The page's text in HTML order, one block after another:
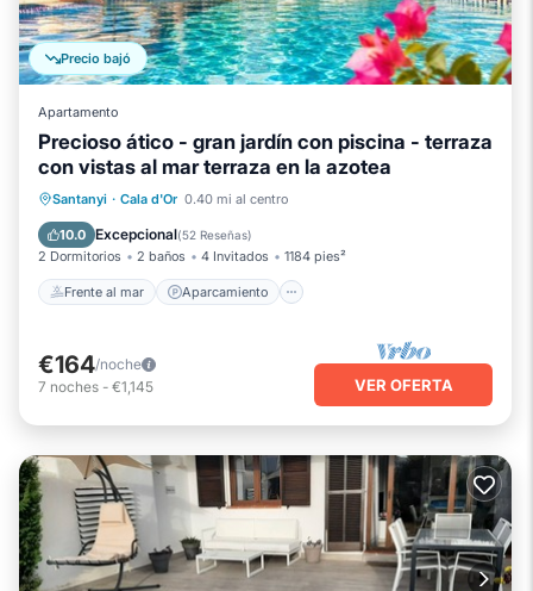
Precio bajó
Apartamento
Precioso ático - gran jardín con piscina - terraza
con vistas al mar terraza en la azotea
Santanyi · Cala d'Or 0.40 mi al centro
10.0 Excepcional(52 Reseñas)
2 Dormitorios 2 baños 4 Invitados 1184 pies²
Frente al mar Aparcamiento
Frente al mar Aparcamiento
Vista al mar
€164/noche
7 noches - €1,145 VER OFERTA